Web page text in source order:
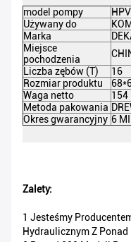
model pompy
Używany do
Marka
Miejsce
pochodzenia
Liczba zębów (T)
16
Rozmiar produktu
Waga netto
154
Metoda pakowania
Okres gwarancyjny 6
Zalety:
1 Jesteśmy
Hydraulicznym Z